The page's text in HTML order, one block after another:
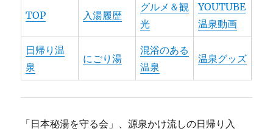
TOP 入湯履歴
グルメ＆観
光
YOUTUBE
温泉動画
日帰り温
泉
にごり湯
混浴のある
温泉
温泉グッズ
「日本秘湯を守る会」、源泉かけ流しの日帰り入